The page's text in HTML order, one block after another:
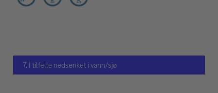
7. I tilfelle nedsenket i vann/sjø